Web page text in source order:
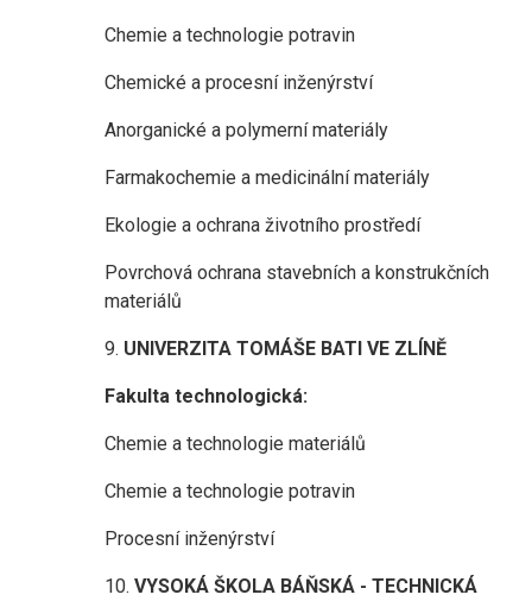
Chemie a technologie potravin
Chemické a procesní inženýrství
Anorganické a polymerní materiály
Farmakochemie a medicinální materiály
Ekologie a ochrana životního prostředí
Povrchová ochrana stavebních a konstrukčních
materiálů
9. UNIVERZITA TOMÁŠE BATI VE ZLÍNĚ
Fakulta technologická:
Chemie a technologie materiálů
Chemie a technologie potravin
Procesní inženýrství
10. VYSOKÁ ŠKOLA BÁŇSKÁ - TECHNICKÁ